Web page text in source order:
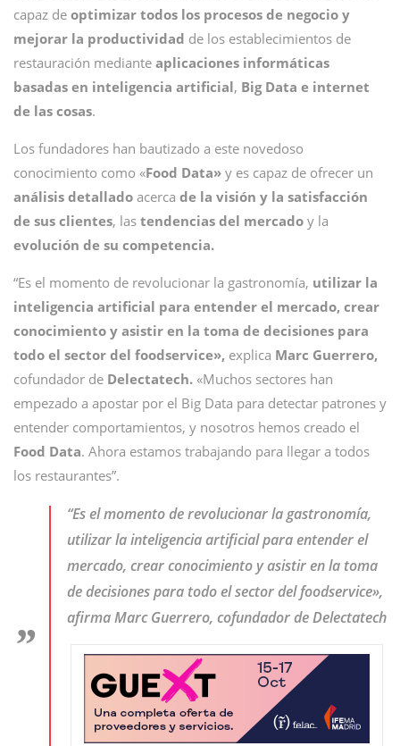
capaz de optimizar todos los procesos de negocio y
mejorar la productividad de los establecimientos de
restauración mediante aplicaciones informáticas
basadas en inteligencia artificial, Big Data e internet
de las cosas.
Los fundadores han bautizado a este novedoso
conocimiento como «Food Data» y es capaz de ofrecer un
análisis detallado acerca de la visión y la satisfacción
de sus clientes, las tendencias del mercado y la
evolución de su competencia.
“Es el momento de revolucionar la gastronomía, utilizar la
inteligencia artificial para entender el mercado, crear
conocimiento y asistir en la toma de decisiones para
todo el sector del foodservice», explica Marc Guerrero,
cofundador de Delectatech. «Muchos sectores han
empezado a apostar por el Big Data para detectar patrones y
entender comportamientos, y nosotros hemos creado el
Food Data. Ahora estamos trabajando para llegar a todos
los restaurantes”.
“Es el momento de revolucionar la gastronomía,
utilizar la inteligencia artificial para entender el
mercado, crear conocimiento y asistir en la toma
de decisiones para todo el sector del foodservice»,
afirma Marc Guerrero, cofundador de Delectatech